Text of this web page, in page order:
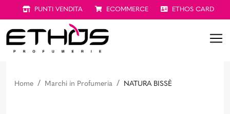
PUNTI VENDITA ECOMMERCE ETHOS CARD
Home Marchi in Profumeria NATURA BISSÈ